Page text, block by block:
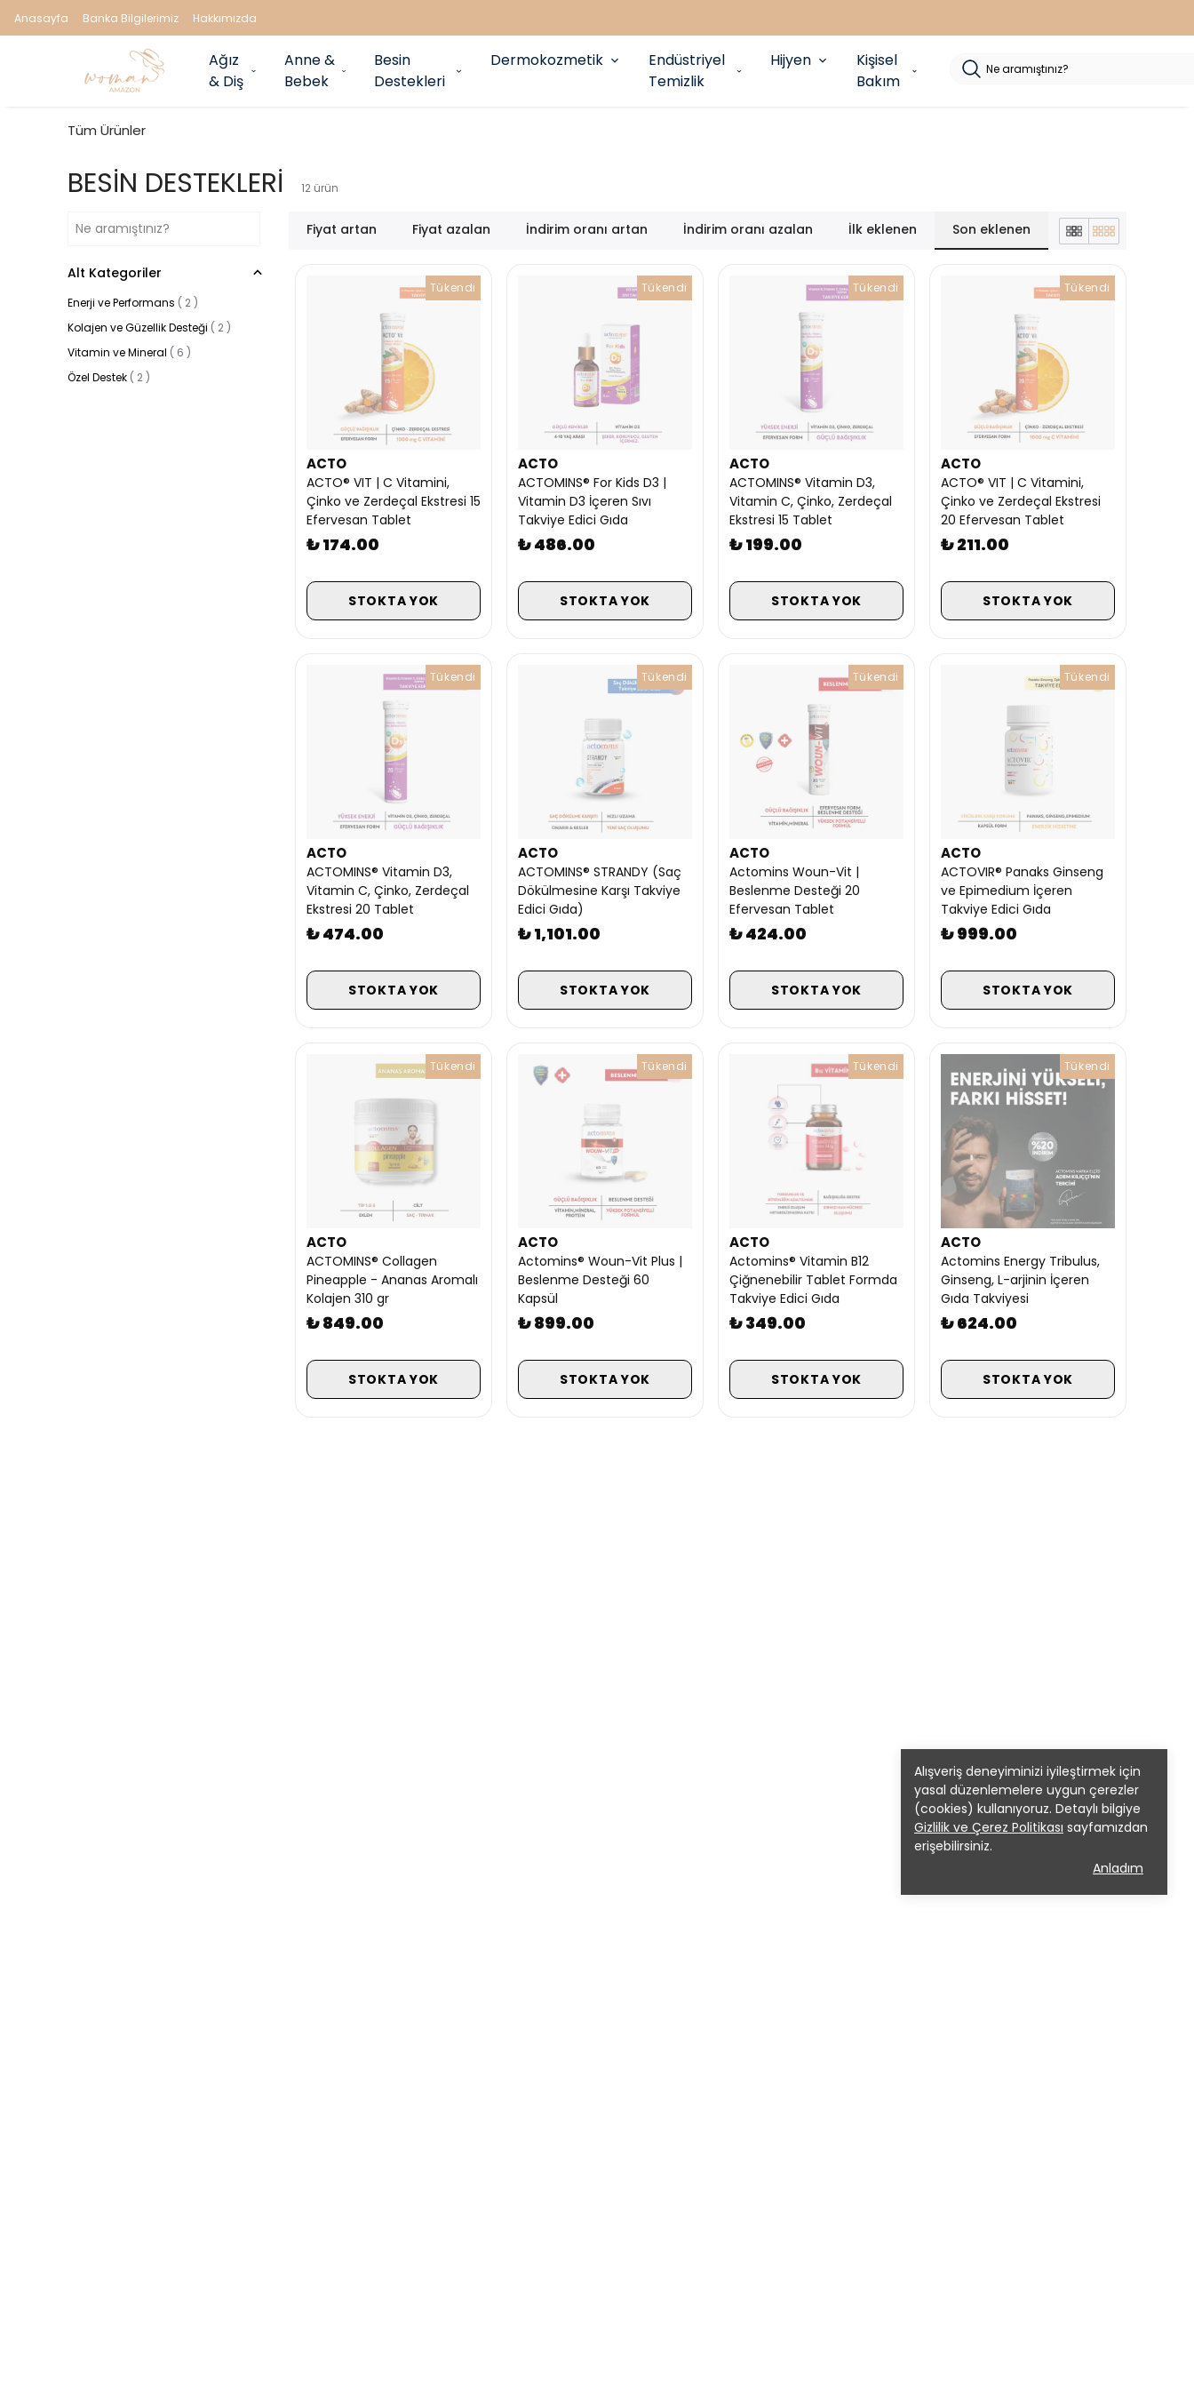
Anasayfa Banka Bilgilerimiz Hakkımızda
Ağız
& Diş
Anne &
Bebek
Besin
Destekleri
Dermokozmetik
Endüstriyel
Temizlik
Hijyen
Kişisel
Bakım
Alışveriş deneyiminizi iyileştirmek için
yasal düzenlemelere uygun çerezler
(cookies) kullanıyoruz. Detaylı bilgiye
Gizlilik ve Çerez Politikası sayfamızdan
erişebilirsiniz.
Anladım
Tüm Ürünler
BESİN DESTEKLERİ 12 ürün
Fiyat artan Fiyat azalan İndirim oranı artan İndirim oranı azalan İlk eklenen Son eklenen
Alt Kategoriler
Enerji ve Performans ( 2 )
Kolajen ve Güzellik Desteği ( 2 )
Vitamin ve Mineral ( 6 )
Özel Destek ( 2 )
Tükendi
ACTO
ACTO® VIT | C Vitamini,
Çinko ve Zerdeçal Ekstresi 15
Efervesan Tablet
₺ 174.00
STOKTA YOK
Tükendi
ACTO
ACTOMINS® For Kids D3 |
Vitamin D3 İçeren Sıvı
Takviye Edici Gıda
₺ 486.00
STOKTA YOK
Tükendi
ACTO
ACTOMINS® Vitamin D3,
Vitamin C, Çinko, Zerdeçal
Ekstresi 15 Tablet
₺ 199.00
STOKTA YOK
Tükendi
ACTO
ACTO® VIT | C Vitamini,
Çinko ve Zerdeçal Ekstresi
20 Efervesan Tablet
₺ 211.00
STOKTA YOK
Tükendi
ACTO
ACTOMINS® Vitamin D3,
Vitamin C, Çinko, Zerdeçal
Ekstresi 20 Tablet
₺ 474.00
STOKTA YOK
Tükendi
ACTO
ACTOMINS® STRANDY (Saç
Dökülmesine Karşı Takviye
Edici Gıda)
₺ 1,101.00
STOKTA YOK
Tükendi
ACTO
Actomins Woun-Vit |
Beslenme Desteği 20
Efervesan Tablet
₺ 424.00
STOKTA YOK
Tükendi
ACTO
ACTOVIR® Panaks Ginseng
ve Epimedium İçeren
Takviye Edici Gıda
₺ 999.00
STOKTA YOK
Tükendi
ACTO
ACTOMINS® Collagen
Pineapple - Ananas Aromalı
Kolajen 310 gr
₺ 849.00
STOKTA YOK
Tükendi
ACTO
Actomins® Woun-Vit Plus |
Beslenme Desteği 60
Kapsül
₺ 899.00
STOKTA YOK
Tükendi
ACTO
Actomins® Vitamin B12
Çiğnenebilir Tablet Formda
Takviye Edici Gıda
₺ 349.00
STOKTA YOK
Tükendi
ACTO
Actomins Energy Tribulus,
Ginseng, L-arjinin İçeren
Gıda Takviyesi
₺ 624.00
STOKTA YOK